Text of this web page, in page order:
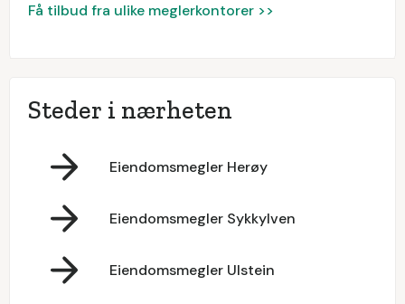
Få tilbud fra ulike meglerkontorer >>
Steder i nærheten
Eiendomsmegler Herøy
Eiendomsmegler Sykkylven
Eiendomsmegler Ulstein